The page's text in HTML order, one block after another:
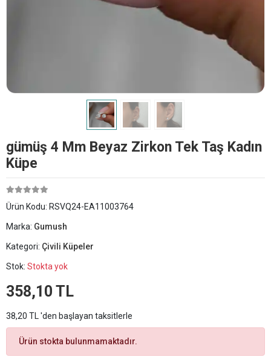
​gümüş 4 Mm Beyaz Zirkon Tek Taş Kadın
Küpe
Ürün Kodu: RSVQ24-EA11003764
Marka: Gumush
Kategori: Çivili Küpeler
Stok: Stokta yok
358,10 TL
38,20 TL 'den başlayan taksitlerle
Ürün stokta bulunmamaktadır.